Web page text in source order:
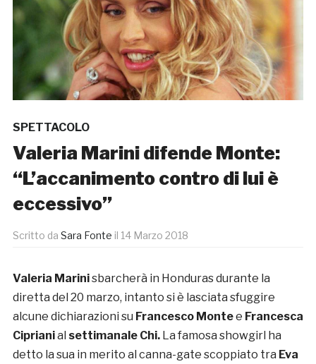
SPETTACOLO
Valeria Marini difende Monte:
“L’accanimento contro di lui è
eccessivo”
Scritto da Sara Fonte il 14 Marzo 2018
Valeria Marinisbarcherà in Honduras durante la
diretta del 20 marzo, intanto si è lasciata sfuggire
alcune dichiarazioni su Francesco Montee Francesca
Ciprianial settimanale Chi. La famosa showgirl ha
detto la sua in merito al canna-gate scoppiato tra Eva